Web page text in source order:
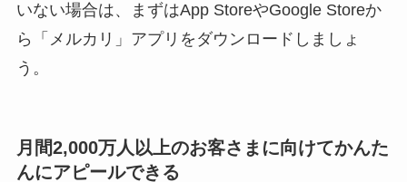
いない場合は、まずはApp StoreやGoogle Storeか
ら「メルカリ」アプリをダウンロードしましょ
う。
月間2,000万人以上のお客さまに向けてかんた
んにアピールできる